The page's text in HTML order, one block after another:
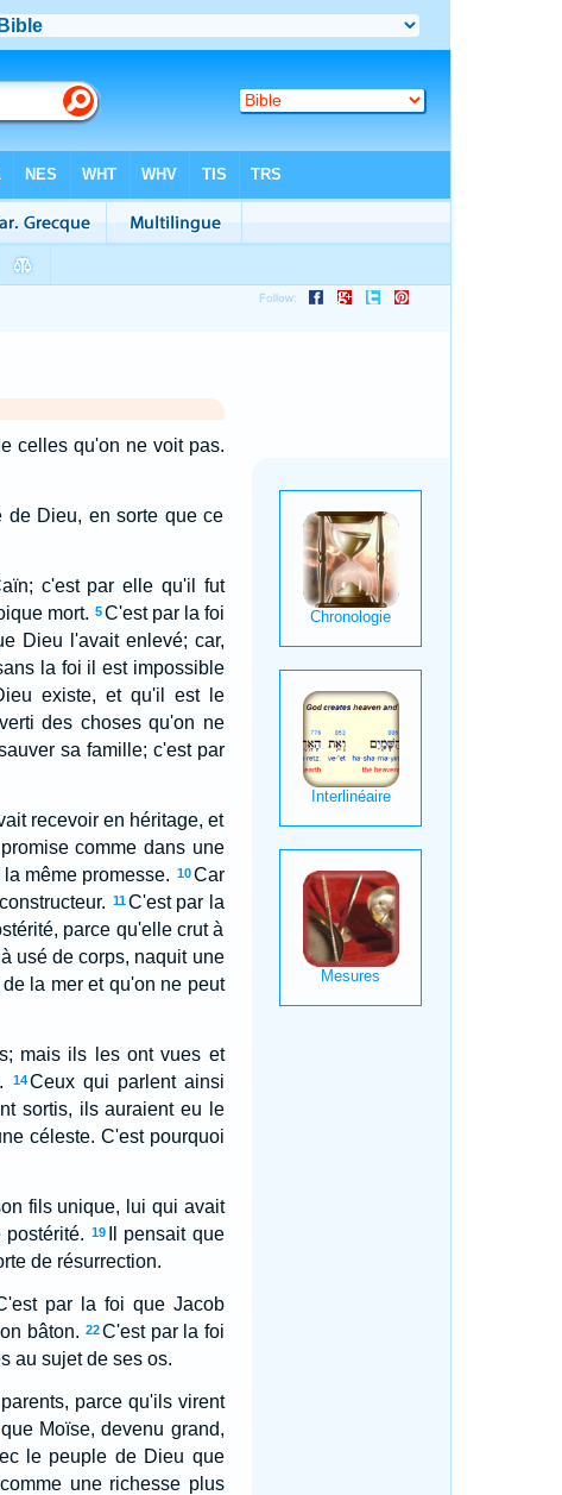
celles qu'on ne voit pas.
de Dieu, en sorte que ce
c'est par elle qu'il fut
mort. 5 C'est par la foi
Dieu l'avait enlevé; car,
la foi il est impossible
existe, et qu'il est le
des choses qu'on ne
sa famille; c'est par
recevoir en héritage, et
comme dans une
même promesse. 10 Car
11C'est par la
parce qu'elle crut à
usé de corps, naquit une
la mer et qu'on ne peut
mais ils les ont vues et
14Ceux qui parlent ainsi
sortis, ils auraient eu le
céleste. C'est pourquoi
fils unique, lui qui avait
19
Il pensait que
de résurrection.
par la foi que Jacob
bâton. 22C'est par la foi
au sujet de ses os.
parce qu'ils virent
Moïse, devenu grand,
le peuple de Dieu que
une richesse plus